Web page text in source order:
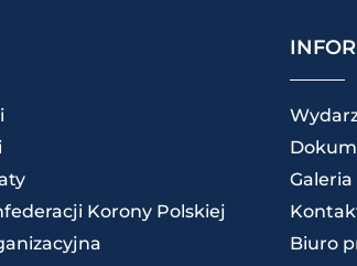
Korony Polskiej
Galeria
Biuro